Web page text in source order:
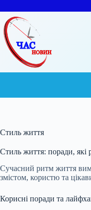
до
вмісту
Стиль життя
Стиль життя: поради,
Сучасний ритм життя
змістом, користю та
Корисні поради та